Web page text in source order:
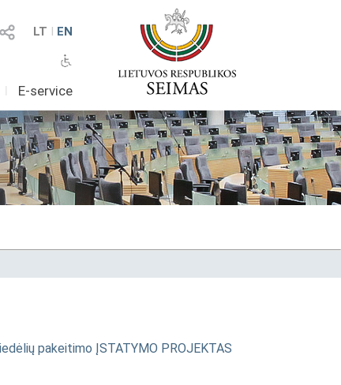
LT I EN
I E-service
pakeitimo ĮSTATYMO PROJEKTAS